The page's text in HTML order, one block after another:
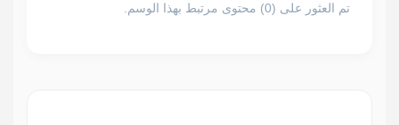
تم العثور على (0) محتوى مرتبط بهذا الوسم.